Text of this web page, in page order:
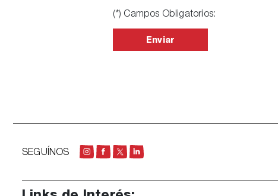
(*) Campos Obligatorios:
SEGUÍNOS